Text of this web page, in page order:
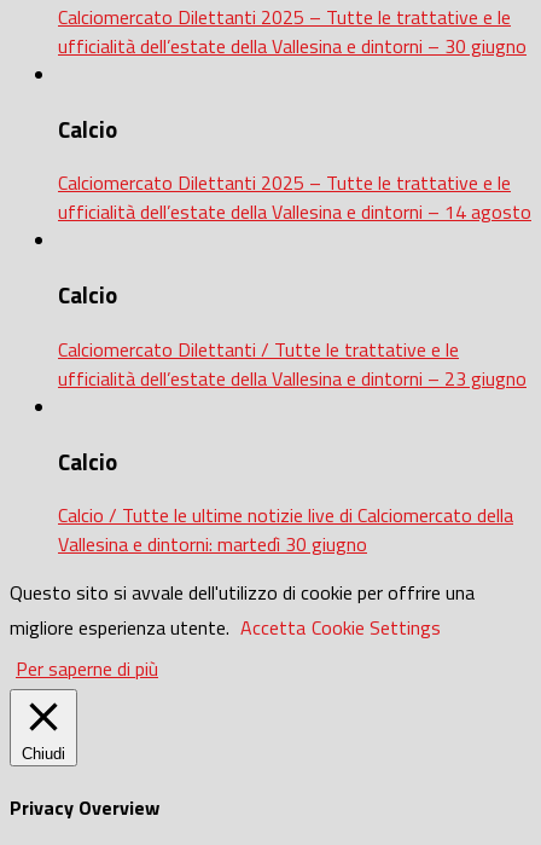
Calciomercato Dilettanti 2025 – Tutte le trattative e le
ufficialità dell’estate della Vallesina e dintorni – 30 giugno
Calcio
Calciomercato Dilettanti 2025 – Tutte le trattative e le
ufficialità dell’estate della Vallesina e dintorni – 14 agosto
Calcio
Calciomercato Dilettanti / Tutte le trattative e le
ufficialità dell’estate della Vallesina e dintorni – 23 giugno
Calcio
Calcio / Tutte le ultime notizie live di Calciomercato della
Vallesina e dintorni: martedì 30 giugno
Questo sito si avvale dell'utilizzo di cookie per offrire una
migliore esperienza utente. Accetta Cookie Settings
Per saperne di più
Chiudi
Privacy Overview